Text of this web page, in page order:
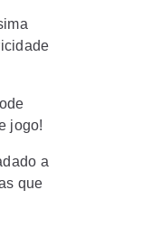
jogo!
a
que